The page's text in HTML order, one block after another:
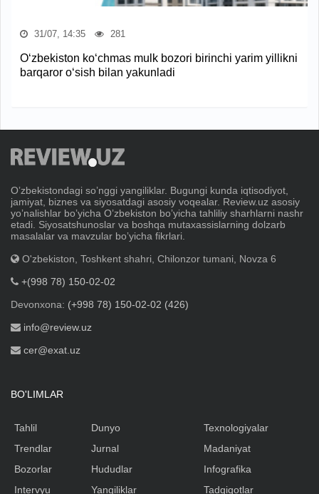
31/07, 14:35 281
O‘zbekiston ko‘chmas mulk bozori birinchi yarim yillikni
barqaror o‘sish bilan yakunladi
Oʼzbekistondagi soʼnggi yangiliklar. Bugungi kunda iqtisodiyot,
jamiyat, biznes va siyosatdagi asosiy voqealar. Review.uz asosiy
yoʼnalishlar boʼyicha Oʼzbekiston boʼyicha tahliliy sharhlarni nashr
etadi. Siyosatshunoslar va boshqa mutaxassislarning dolzarb
masalalar va mavzular boʼyicha fikrlari.
O'zbekiston, Toshkent shahri, Chilonzor tumani, Novza 6
+(998 78) 150-02-02
Devonxona: (+998 78) 150-02-02 (426)
info@review.uz
cer@exat.uz
BO'LIMLAR
Tahlil
Trendlar
Bozorlar
Intervyu
Dunyo
Jurnal
Hududlar
Yangiliklar
Texnologiyalar
Madaniyat
Infografika
Tadqiqotlar